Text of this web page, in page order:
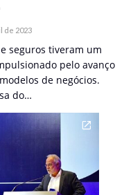
de 2023
seguros tiveram um
pelo avanço
de negócios.
do…